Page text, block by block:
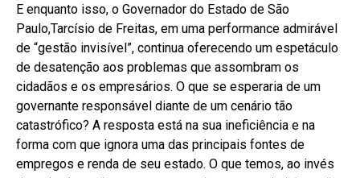
E enquanto isso, o Governador do Estado de São
Paulo,Tarcísio de Freitas, em uma performance admirável
de “gestão invisível”, continua oferecendo um espetáculo
de desatenção aos problemas que assombram os
cidadãos e os empresários. O que se esperaria de um
governante responsável diante de um cenário tão
catastrófico? A resposta está na sua ineficiência e na
forma com que ignora uma das principais fontes de
empregos e renda de seu estado. O que temos, ao invés